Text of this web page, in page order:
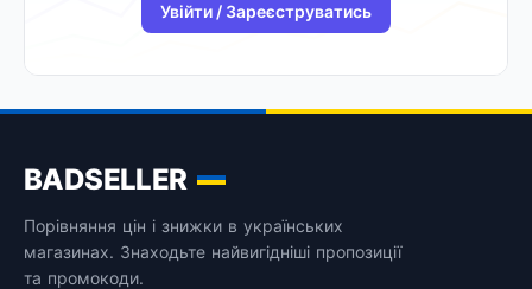
Увійти / Зареєструватись
BADSELLER
Порівняння цін і знижки в українських
магазинах. Знаходьте найвигідніші пропозиції
та промокоди.